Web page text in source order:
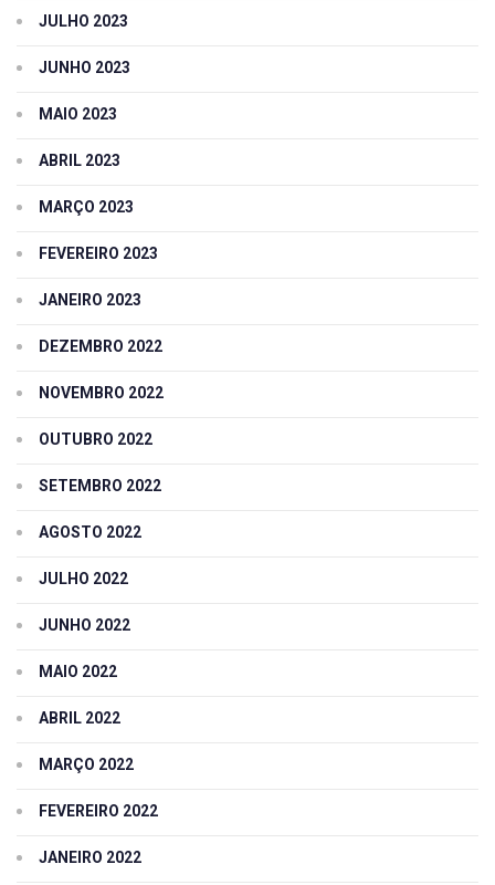
JULHO 2023
JUNHO 2023
MAIO 2023
ABRIL 2023
MARÇO 2023
FEVEREIRO 2023
JANEIRO 2023
DEZEMBRO 2022
NOVEMBRO 2022
OUTUBRO 2022
SETEMBRO 2022
AGOSTO 2022
JULHO 2022
JUNHO 2022
MAIO 2022
ABRIL 2022
MARÇO 2022
FEVEREIRO 2022
JANEIRO 2022